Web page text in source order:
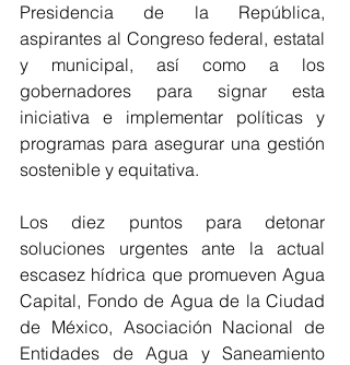
Presidencia de la República,
aspirantes al Congreso federal, estatal
y municipal, así como a los
gobernadores para signar esta
iniciativa e implementar políticas y
programas para asegurar una gestión
sostenible y equitativa.
Los diez puntos para detonar
soluciones urgentes ante la actual
escasez hídrica que promueven Agua
Capital, Fondo de Agua de la Ciudad
de México, Asociación Nacional de
Entidades de Agua y Saneamiento